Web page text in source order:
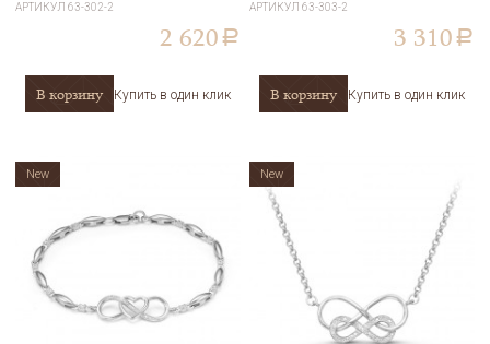
АРТИКУЛ63-302-2
2 620 a
В корзину Купить в один клик
АРТИКУЛ63-303-2
3 310 a
В корзину Купить в один клик
New New